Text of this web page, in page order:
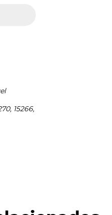
15266,